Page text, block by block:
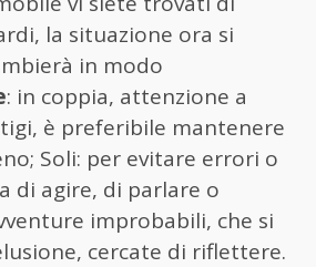
la situazione ora si
in modo
: in coppia, attenzione a
è preferibile mantenere
Soli: per evitare errori o
di agire, di parlare o
improbabili, che si
cercate di riflettere.